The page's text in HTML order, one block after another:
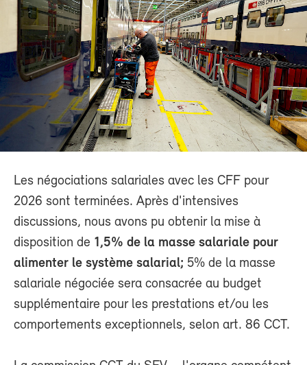
Les négociations salariales avec les CFF pour
2026 sont terminées. Après d'intensives
discussions, nous avons pu obtenir la mise à
disposition de 1,5% de la masse salariale pour
alimenter le système salarial; 5% de la masse
salariale négociée sera consacrée au budget
supplémentaire pour les prestations et/ou les
comportements exceptionnels, selon art. 86 CCT.